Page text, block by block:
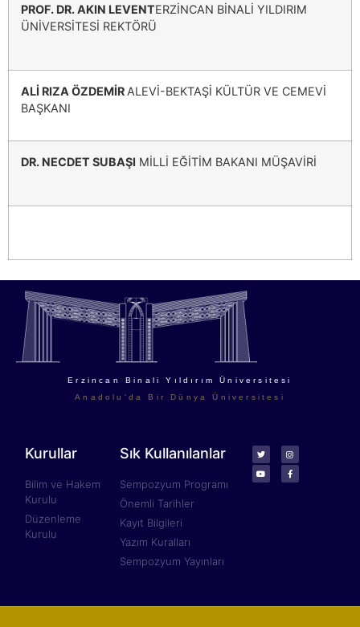
PROF. DR. AKIN LEVENTERZİNCAN BİNALİ YILDIRIM
ÜNİVERSİTESİ REKTÖRÜ
ALİ RIZA ÖZDEMİR ALEVİ-BEKTAŞİ KÜLTÜR VE CEMEVİ
BAŞKANI
DR. NECDET SUBAŞI MİLLİ EĞİTİM BAKANI MÜŞAVİRİ
Erzincan Binali Yıldırım Üniversitesi
Anadolu'da Bir Dünya Üniversitesi
Kurullar
Bilim ve Hakem
Kurulu
Düzenleme
Kurulu
Sık Kullanılanlar
Sempozyum Programı
Önemli Tarihler
Kayıt Bilgileri
Yazım Kuralları
Sempozyum Yayınları